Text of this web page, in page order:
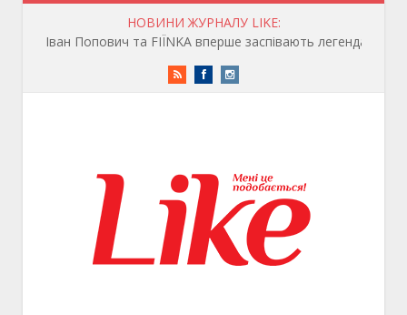
НОВИНИ ЖУРНАЛУ LIKE:
RSS FacebookInstagram